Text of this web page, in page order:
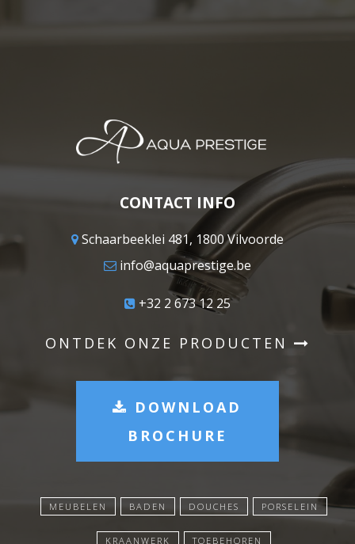
CONTACT INFO
Schaarbeeklei 481, 1800 Vilvoorde
info@aquaprestige.be
+32 2 673 12 25
ONTDEK ONZE PRODUCTEN
DOWNLOAD
BROCHURE
MEUBELEN BADEN DOUCHES PORSELEIN
KRAANWERK TOEBEHOREN